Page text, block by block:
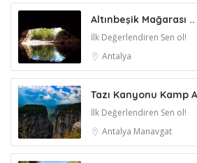
Altınbeşik Mağarası ..
İlk Değerlendiren Sen ol!
Antalya
Tazı Kanyonu Kamp
İlk Değerlendiren Sen ol!
Antalya Manavgat